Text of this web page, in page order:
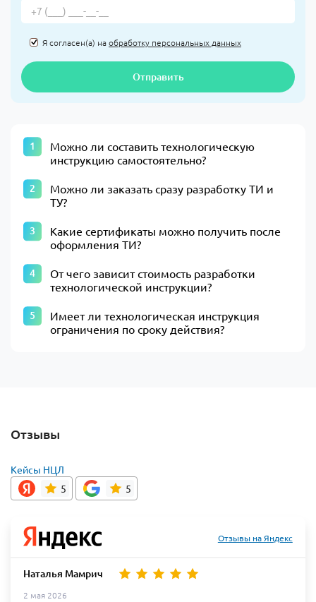
Я согласен(а) наобработку персональных данных
Отправить
Можно ли составить технологическую
инструкцию самостоятельно?
Можно ли заказать сразу разработку ТИ и
ТУ?
Какие сертификаты можно получить после
оформления ТИ?
От чего зависит стоимость разработки
технологической инструкции?
Имеет ли технологическая инструкция
ограничения по сроку действия?
Отзывы
Кейсы НЦЛ
5
5
Отзывы на Яндекс
Наталья Мамрич
2 мая 2026